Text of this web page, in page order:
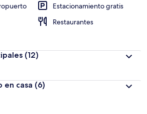
Estacionamiento gratis
Restaurantes
(12)
en casa (6)